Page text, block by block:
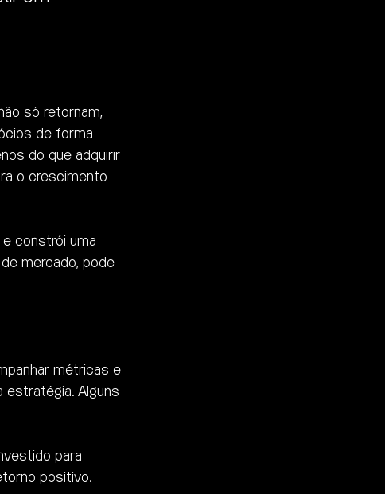
só retornam,
de forma
do que adquirir
o crescimento
constrói uma
mercado, pode
métricas e
estratégia. Alguns
para
positivo.